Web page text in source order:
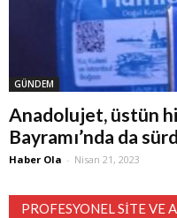
GÜNDEM
Anadolujet, üstün
Bayramı’nda da
Haber Ola - Nisan 21, 2023
PROFESYONEL SITE VE